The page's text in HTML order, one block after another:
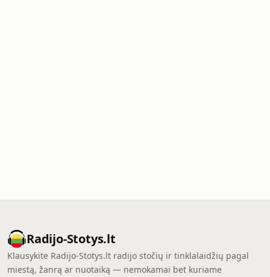
Radijo-Stotys.lt
Klausykite Radijo-Stotys.lt radijo stočių ir tinklalaidžių pagal
miestą, žanrą ar nuotaiką — nemokamai bet kuriame